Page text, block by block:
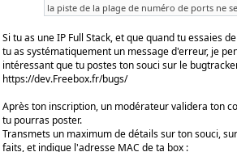
la piste de la plage de numéro de ports ne
Si tu as une IP Full Stack, et que quand tu essaies
tu as systématiquement un message d'erreur, je
intéressant que tu postes ton souci sur le
https://dev.Freebox.fr/bugs/
Après ton inscription, un modérateur validera ton
tu pourras poster.
Transmets un maximum de détails sur ton souci,
faits, et indique l'adresse MAC de ta box :